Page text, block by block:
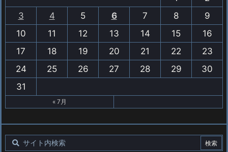
3
4 5 6 7 8
9
10
11 12 13 14 15
16
17
18 19 20 21 22
23
24
25 26 27 28 29
30
31
« 7月